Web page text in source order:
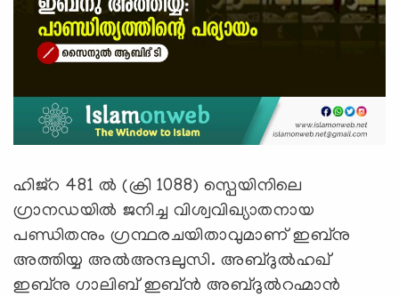
ഹിജ്‌റ 481 ൽ (ക്രി 1088) സ്പെയിനിലെ
ഗ്രാനഡയിൽ ജനിച്ച വിശ്വവിഖ്യാതനായ
പണ്ഡിതനും ഗ്രന്ഥരചയിതാവുമാണ് ഇബ്നു
അത്തിയ്യ അൽഅന്ദലുസി. അബ്ദുൽഹഖ്
ഇബ്‌നു ഗാലിബ് ഇബ്‌ൻ അബ്ദുൽറഹ്മാൻ